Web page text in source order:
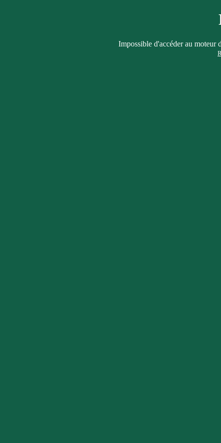
Impossible d'accéder au moteur